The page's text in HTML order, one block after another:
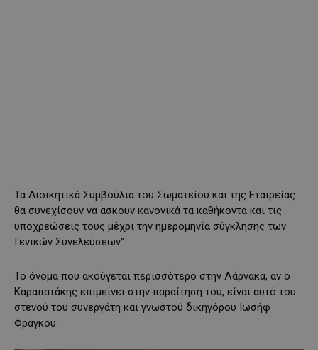
Τα Διοικητικά Συμβούλια του Σωματείου και της Εταιρείας
θα συνεχίσουν να ασκουν κανονικά τα καθήκοντα και τις
υποχρεώσεις τους μέχρι την ημερομηνία σύγκλησης των
Γενικών Συνελεύσεων”.
Το όνομα που ακούγεται περισσότερο στην Λάρνακα, αν ο
Καραπατάκης επιμείνει στην παραίτηση του, είναι αυτό του
στενού του συνεργάτη και γνωστού δικηγόρου Ιωσήφ
Φράγκου.